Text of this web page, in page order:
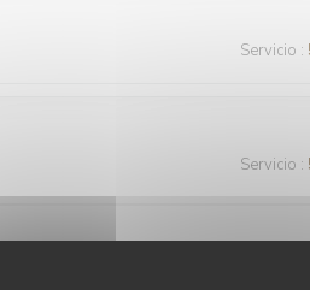
Servicio :
Servicio :